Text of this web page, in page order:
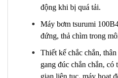
động khi bị quá tải.
Máy bơm tsurumi
đứng, thả chìm trong
Thiết kế chắc chắn,
gang đúc chắn chắn, có